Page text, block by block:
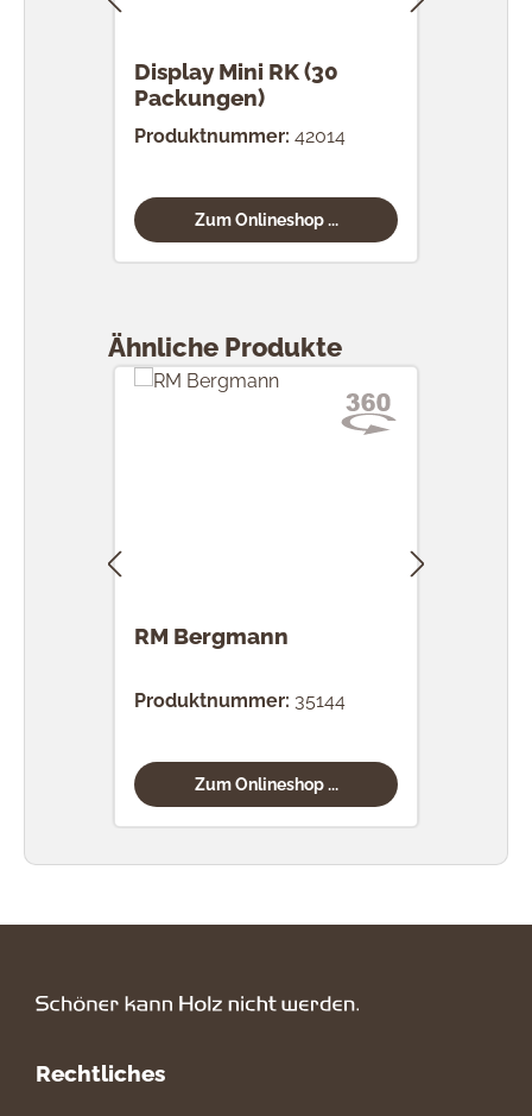
Display Mini RK (30
Packungen)
Produktnummer: 42014
Zum Onlineshop ...
Ähnliche Produkte
RM Bergmann
Produktnummer: 35144
Zum Onlineshop ...
Rechtliches